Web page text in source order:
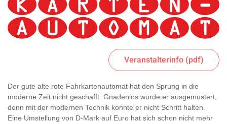
Veranstalterinfo (pdf)
Der gute alte rote Fahrkartenautomat hat den Sprung in die
moderne Zeit nicht geschafft. Gnadenlos wurde er ausgemustert,
denn mit der modernen Technik konnte er nicht Schritt halten.
Eine Umstellung von D-Mark auf Euro hat sich schon nicht mehr